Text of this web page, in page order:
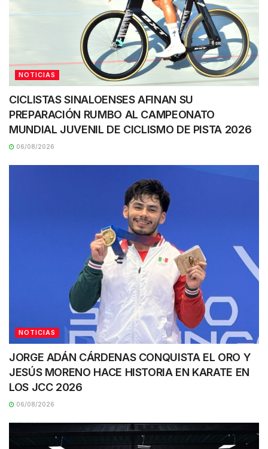
NOTICIAS
CICLISTAS SINALOENSES AFINAN SU
PREPARACIÓN RUMBO AL CAMPEONATO
MUNDIAL JUVENIL DE CICLISMO DE PISTA 2026
06/08/2026
NOTICIAS
JORGE ADÁN CÁRDENAS CONQUISTA EL ORO Y
JESÚS MORENO HACE HISTORIA EN KARATE EN
LOS JCC 2026
06/08/2026